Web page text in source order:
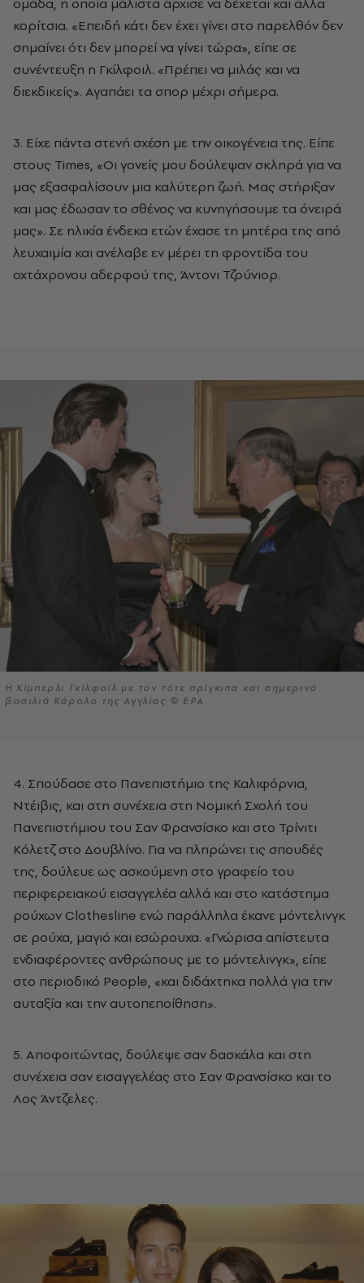
κορίτσια. «Επειδή κάτι δεν έχει γίνει στο παρελθόν δεν
σημαίνει ότι δεν μπορεί να γίνει τώρα», είπε σε
συνέντευξη η Γκίλφοιλ. «Πρέπει να μιλάς και να
διεκδικείς». Αγαπάει τα σπορ μέχρι σήμερα.
3. Είχε πάντα στενή σχέση με την οικογένεια της. Είπε
στους Times, «Οι γονείς μου δούλεψαν σκληρά για να
μας εξασφαλίσουν μια καλύτερη ζωή. Μας στήριξαν
και μας έδωσαν το σθένος να κυνηγήσουμε τα όνειρά
μας». Σε ηλικία ένδεκα ετών έχασε τη μητέρα της από
λευχαιμία και ανέλαβε εν μέρει τη φροντίδα του
οχτάχρονου αδερφού της, Άντονι Τζούνιορ.
Η Κίμπερλι Γκίλφοϊλ με τον τότε πρίγκιπα και σημερινό
βασιλιά Κάρολο της Αγγλίας © EPA
4. Σπούδασε στο Πανεπιστήμιο της Καλιφόρνια,
Ντέιβις, και στη συνέχεια στη Νομική Σχολή του
Πανεπιστήμιου του Σαν Φρανσίσκο και στο Τρίνιτι
Κόλετζ στο Δουβλίνο. Για να πληρώνει τις σπουδές
της, δούλευε ως ασκούμενη στο γραφείο του
περιφερειακού εισαγγελέα αλλά και στο κατάστημα
ρούχων Clothesline ενώ παράλληλα έκανε μόντελινγκ
σε ρούχα, μαγιό και εσώρουχα. «Γνώρισα απίστευτα
ενδιαφέροντες ανθρώπους με το μόντελινγκ», είπε
στο περιοδικό People, «και διδάχτηκα πολλά για την
αυταξία και την αυτοπεποίθηση».
5. Αποφοιτώντας, δούλεψε σαν δασκάλα και στη
συνέχεια σαν εισαγγελέας στο Σαν Φρανσίσκο και το
Λος Άντζελες.